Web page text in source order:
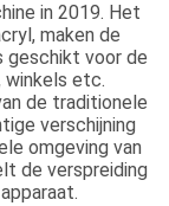
in 2019. Het
maken de
geschikt voor de
winkels etc.
de traditionele
verschijning
omgeving van
de verspreiding